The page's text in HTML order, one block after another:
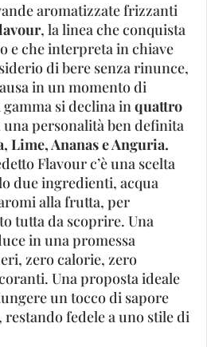
aromatizzate frizzanti
, la linea che conquista
e che interpreta in chiave
di bere senza rinunce,
in un momento di
si declina inquattro
una personalità ben definita
Lime, Ananas e Anguria.
Flavour c’è una scelta
due ingredienti, acqua
alla frutta, per
tutta da scoprire. Una
in una promessa
zero calorie, zero
Una proposta ideale
un tocco di sapore
fedele a uno stile di